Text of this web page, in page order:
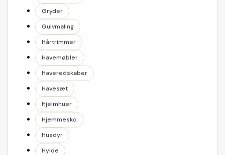
Gryder
Gulvmaling
Hårtrimmer
Havemøbler
Haveredskaber
Havesæt
Hjelmhuer
Hjemmesko
Husdyr
Hylde